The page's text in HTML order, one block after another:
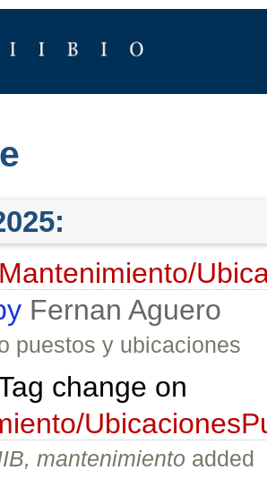
Mantenimiento/
Fernan Aguero
puestos y ubicaciones
change on
mantenimiento added